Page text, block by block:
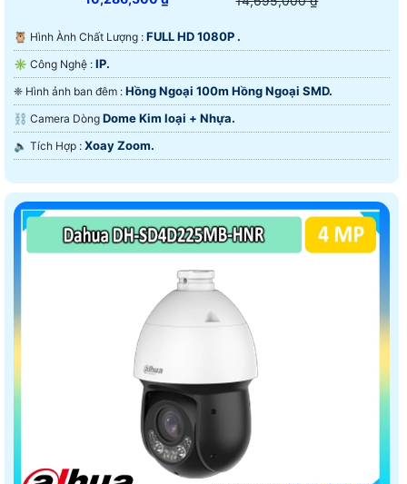
🦉 Hình Ành Chất Lượng : FULL HD 1080P .
✳️ Công Nghệ : IP.
❈ Hình ảnh ban đêm : Hồng Ngoại 100m Hồng Ngoại SMD.
⛓ Camera Dòng Dome Kim loại + Nhựa.
️🔈 Tích Hợp : Xoay Zoom.